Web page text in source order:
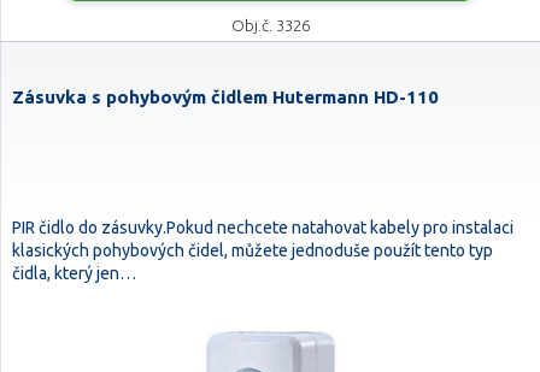
Obj.č. 3326
Zásuvka s pohybovým čidlem Hutermann HD-110
PIR čidlo do zásuvky.Pokud nechcete natahovat kabely pro instalaci
klasických pohybových čidel, můžete jednoduše použít tento typ
čidla, který jen…